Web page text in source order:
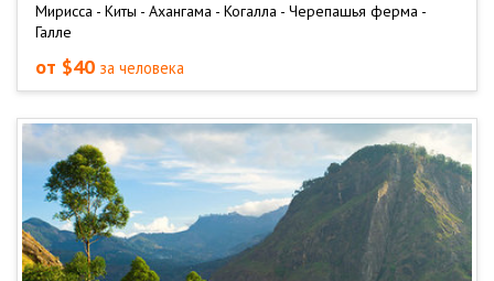
Мирисса - Киты - Ахангама - Когалла - Черепашья ферма -
Галле
от $40 за человека